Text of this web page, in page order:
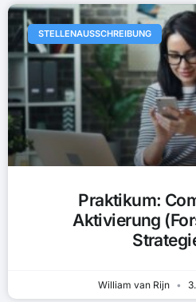
STELLENAUSSCHREIBUNG
Praktikum:
Aktivierung
William van Rijn